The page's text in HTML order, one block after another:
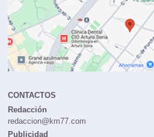
CONTACTOS
Redacción
redaccion@km77.com
Publicidad